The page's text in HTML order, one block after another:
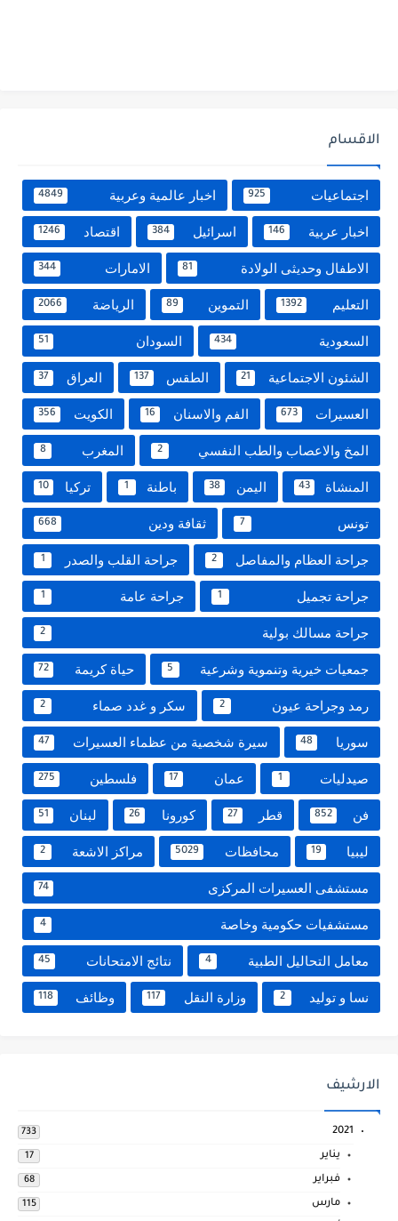
الاقسام
اجتماعيات 925 اخبار عالمية وعربية 4849
اخبار عربية 146 اسرائيل 384 اقتصاد 1246
الاطفال وحديثى الولادة 81 الامارات 344
التعليم 1392 التموين 89 الرياضة 2066
السعودية 434 السودان 51
الشئون الاجتماعية 21 الطقس 137 العراق 37
العسيرات 673 الفم والاسنان 16 الكويت 356
المخ والاعصاب والطب النفسي 2 المغرب 8
المنشاة 43 اليمن 38 باطنة 1 تركيا 10
تونس 7 ثقافة ودين 668
جراحة العظام والمفاصل 2 جراحة القلب والصدر 1
جراحة تجميل 1 جراحة عامة 1
جراحة مسالك بولية 2
جمعيات خيرية وتنموية وشرعية 5 حياة كريمة 72
رمد وجراحة عيون 2 سكر و غدد صماء 2
سوريا 48 سيرة شخصية من عظماء العسيرات 47
صيدليات 1 عمان 17 فلسطين 275
فن 852 قطر 27 كورونا 26 لبنان 51
ليبيا 19 محافظات 5029 مراكز الاشعة 2
مستشفى العسيرات المركزى 74
مستشفيات حكومية وخاصة 4
معامل التحاليل الطبية 4 نتائج الامتحانات 45
نسا و توليد 2 وزارة النقل 117 وظائف 118
الارشيف
2021
733
يناير 17
فبراير 68
مارس 115